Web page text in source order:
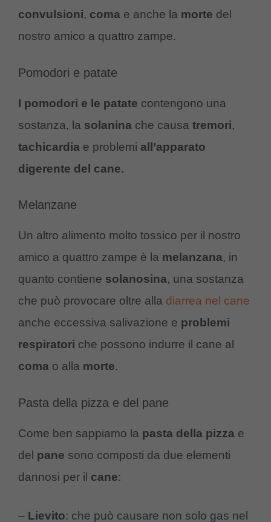
convulsioni, coma e anche la morte del
nostro amico a quattro zampe.
Pomodori e patate
I pomodori e le patate contengono una
sostanza, la solanina che causa tremori,
tachicardia e problemi all’apparato
digerente del cane.
Melanzane
Un altro alimento molto tossico per il nostro
amico a quattro zampe è la melanzana, in
quanto contiene solanosina, una sostanza
che può provocare oltre alla diarrea nel cane
anche eccessiva salivazione e problemi
respiratori che possono indurre il cane al
coma o alla morte.
Pasta della pizza e del pane
Come ben sappiamo la pasta della pizza e
del pane sono composti da due elementi
dannosi per il cane:
– Lievito: che può causare non solo gas nel